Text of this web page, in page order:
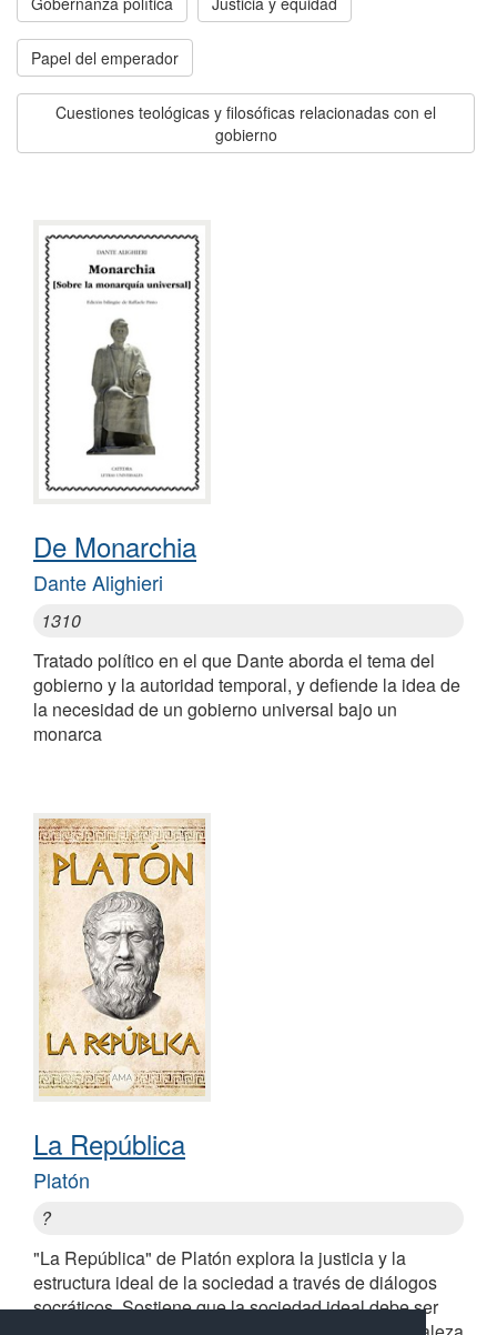
Papel del emperador
Cuestiones teológicas y filosóficas relacionadas con el
gobierno
De Monarchia
Dante Alighieri
1310
Tratado político en el que Dante aborda el tema del
gobierno y la autoridad temporal, y defiende la idea de
la necesidad de un gobierno universal bajo un
monarca
La República
Platón
?
"La República" de Platón explora la justicia y la
estructura ideal de la sociedad a través de diálogos
socráticos. Sostiene que la sociedad ideal debe ser